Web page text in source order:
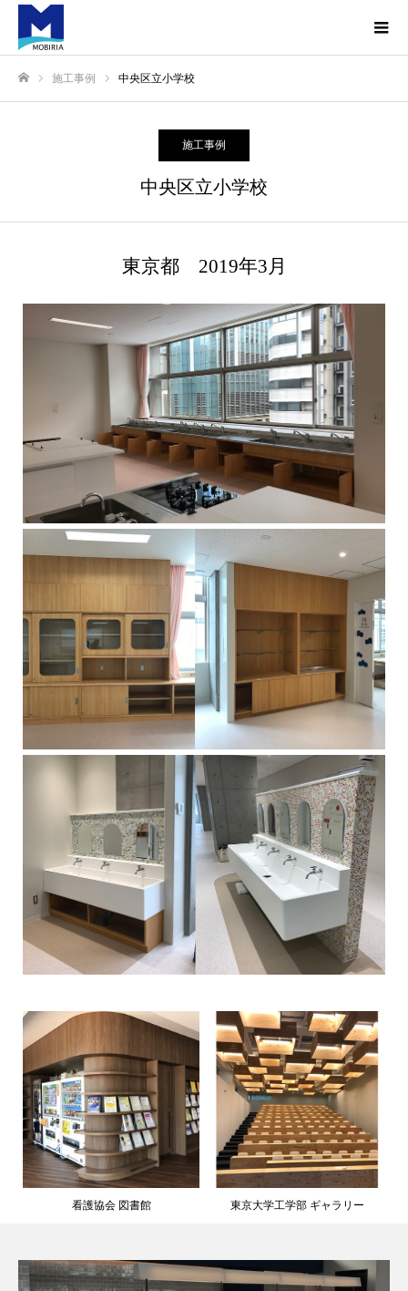
施工事例 中央区立小学校
施工事例
中央区立小学校
東京都 2019年3月
看護協会 図書館 東京大学工学部 ギャラリー